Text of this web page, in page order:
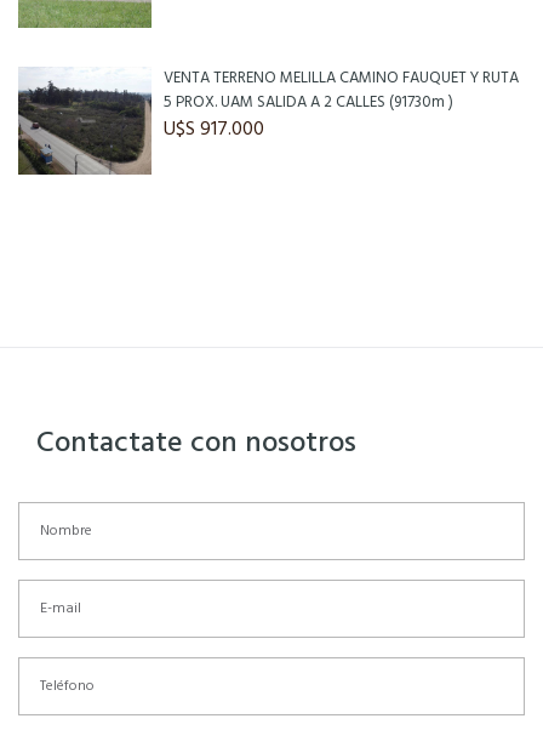
VENTA TERRENO MELILLA CAMINO FAUQUET Y RUTA
5 PROX. UAM SALIDA A 2 CALLES (91730m )
U$S 917.000
Contactate con nosotros